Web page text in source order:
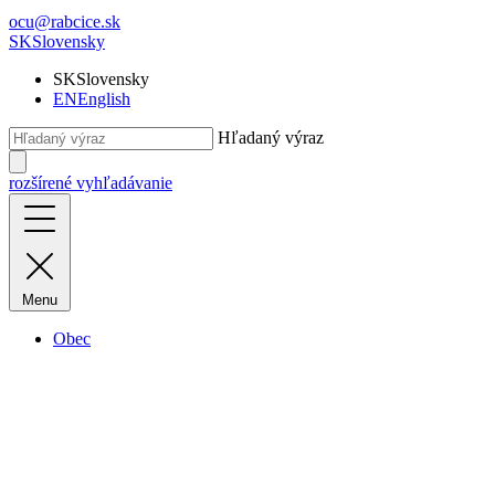
ocu@rabcice.sk
SKSlovensky
SKSlovensky
ENEnglish
Hľadaný výraz
rozšírené vyhľadávanie
Menu
Obec